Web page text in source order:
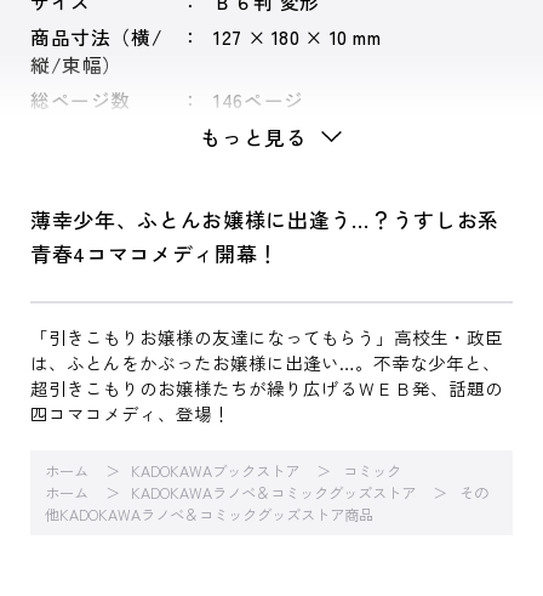
商品寸法（横/
縦/束幅）
127 × 180 × 10 mm
総ページ数 146ページ
もっと見る
薄幸少年、ふとんお嬢様に出逢う…？うすしお系
青春4コマコメディ開幕！
「引きこもりお嬢様の友達になってもらう」高校生・政臣
は、ふとんをかぶったお嬢様に出逢い…。不幸な少年と、
超引きこもりのお嬢様たちが繰り広げるＷＥＢ発、話題の
四コマコメディ、登場！
ホーム KADOKAWAブックストア
コミック
ホーム
KADOKAWAラノベ＆コミックグッズストア
その
他KADOKAWAラノベ＆コミックグッズストア商品